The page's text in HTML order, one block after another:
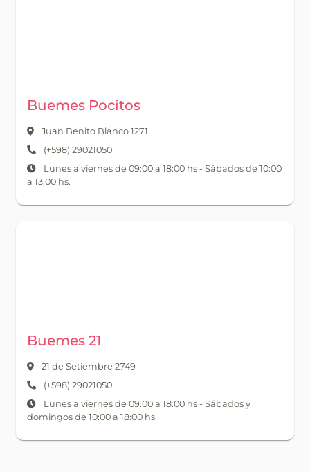
Buemes Pocitos
Juan Benito Blanco 1271
(+598) 29021050
Lunes a viernes de 09:00 a 18:00 hs - Sábados de 10:00
a 13:00 hs.
Buemes 21
21 de Setiembre 2749
(+598) 29021050
Lunes a viernes de 09:00 a 18:00 hs - Sábados y
domingos de 10:00 a 18:00 hs.